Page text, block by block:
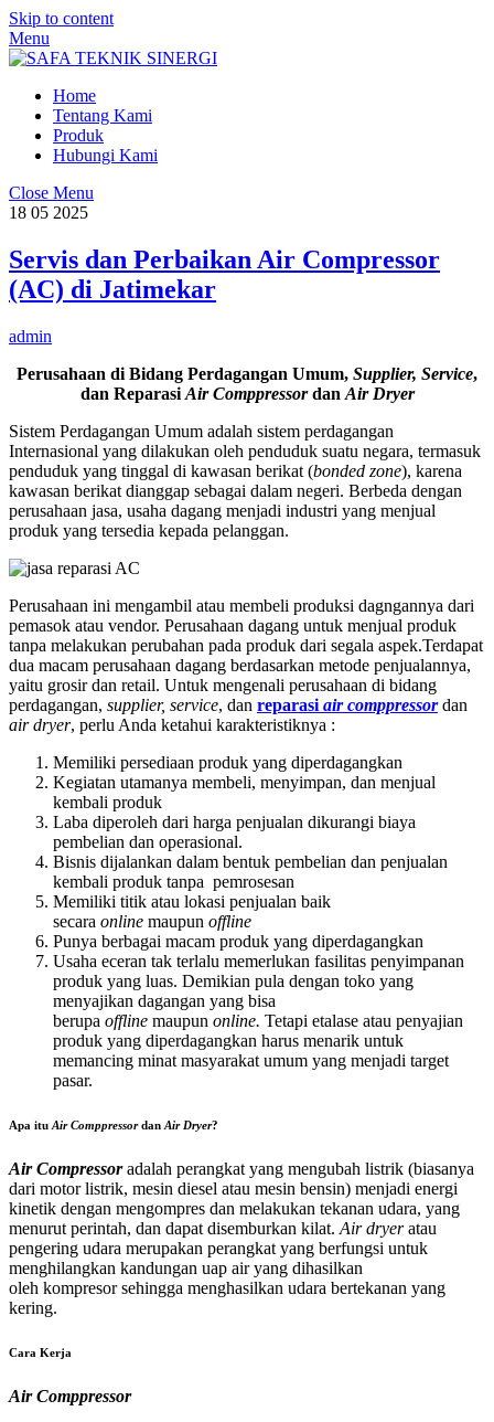
Skip to content
Menu
Home
Tentang Kami
Produk
Hubungi Kami
Close Menu
18 05 2025
Servis dan Perbaikan Air Compressor
(AC) di Jatimekar
admin
Perusahaan di Bidang Perdagangan Umum, Supplier, Service,
dan Reparasi Air Comppressordan Air Dryer
Sistem Perdagangan Umum adalah sistem perdagangan
Internasional yang dilakukan oleh penduduk suatu negara, termasuk
penduduk yang tinggal di kawasan berikat (bonded zone), karena
kawasan berikat dianggap sebagai dalam negeri. Berbeda dengan
perusahaan jasa, usaha dagang menjadi industri yang menjual
produk yang tersedia kepada pelanggan.
Perusahaan ini mengambil atau membeli produksi dagngannya dari
pemasok atau vendor. Perusahaan dagang untuk menjual produk
tanpa melakukan perubahan pada produk dari segala aspek.Terdapat
dua macam perusahaan dagang berdasarkan metode penjualannya,
yaitu grosir dan retail. Untuk mengenali perusahaan di bidang
perdagangan, supplier, service, dan reparasi air comppressordan
air dryer, perlu Anda ketahui karakteristiknya :
Memiliki persediaan produk yang diperdagangkan
Kegiatan utamanya membeli, menyimpan, dan menjual
kembali produk
Laba diperoleh dari harga penjualan dikurangi biaya
pembelian dan operasional.
Bisnis dijalankan dalam bentuk pembelian dan penjualan
kembali produk tanpa pemrosesan
Memiliki titik atau lokasi penjualan baik
secara online maupun offline
Punya berbagai macam produk yang diperdagangkan
Usaha eceran tak terlalu memerlukan fasilitas penyimpanan
produk yang luas. Demikian pula dengan toko yang
menyajikan dagangan yang bisa
berupa offline maupun online. Tetapi etalase atau penyajian
produk yang diperdagangkan harus menarik untuk
memancing minat masyarakat umum yang menjadi target
pasar.
Apa itu Air Comppressordan Air Dryer?
Air Compressoradalah perangkat yang mengubah listrik (biasanya
dari motor listrik, mesin diesel atau mesin bensin) menjadi energi
kinetik dengan mengompres dan melakukan tekanan udara, yang
menurut perintah, dan dapat disemburkan kilat. Air dryer atau
pengering udara merupakan perangkat yang berfungsi untuk
menghilangkan kandungan uap air yang dihasilkan
oleh kompresor sehingga menghasilkan udara bertekanan yang
kering.
Cara Kerja
Air Comppressor